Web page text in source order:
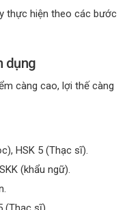
thực hiện theo các bước
dụng
càng cao, lợi thế càng
HSK 5 (Thạc sĩ).
(khẩu ngữ).